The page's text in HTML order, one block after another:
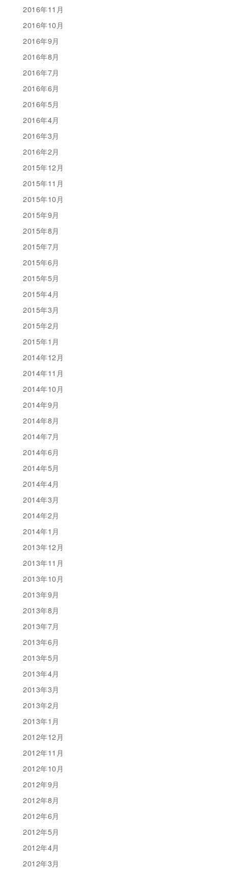
2016年11月
2016年10月
2016年9月
2016年8月
2016年7月
2016年6月
2016年5月
2016年4月
2016年3月
2016年2月
2015年12月
2015年11月
2015年10月
2015年9月
2015年8月
2015年7月
2015年6月
2015年5月
2015年4月
2015年3月
2015年2月
2015年1月
2014年12月
2014年11月
2014年10月
2014年9月
2014年8月
2014年7月
2014年6月
2014年5月
2014年4月
2014年3月
2014年2月
2014年1月
2013年12月
2013年11月
2013年10月
2013年9月
2013年8月
2013年7月
2013年6月
2013年5月
2013年4月
2013年3月
2013年2月
2013年1月
2012年12月
2012年11月
2012年10月
2012年9月
2012年8月
2012年6月
2012年5月
2012年4月
2012年3月